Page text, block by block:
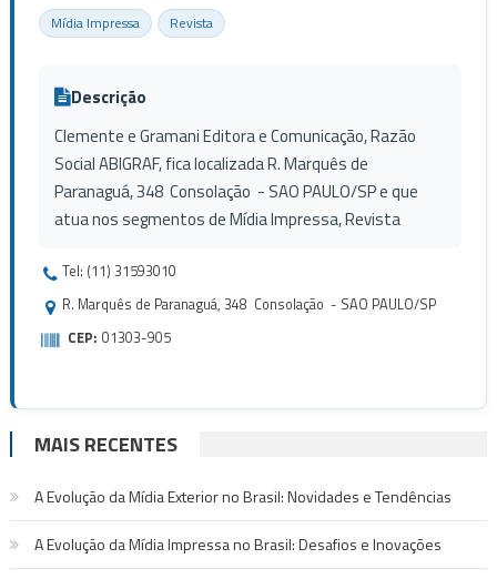
Mídia Impressa Revista
Descrição
Clemente e Gramani Editora e Comunicação, Razão
Social ABIGRAF, fica localizada R. Marquês de
Paranaguá, 348 Consolação - SAO PAULO/SP e que
atua nos segmentos de Mídia Impressa, Revista
Tel: (11) 31593010
R. Marquês de Paranaguá, 348 Consolação - SAO PAULO/SP
CEP: 01303-905
MAIS RECENTES
A Evolução da Mídia Exterior no Brasil: Novidades e Tendências
A Evolução da Mídia Impressa no Brasil: Desafios e Inovações